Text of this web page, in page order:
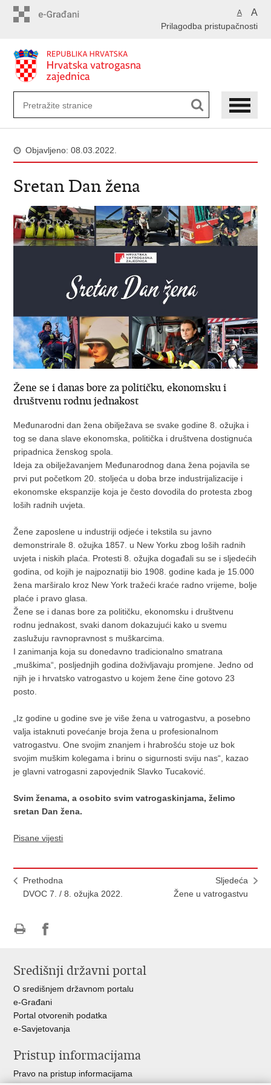
A A
Prilagodba pristupačnosti
Objavljeno: 08.03.2022.
Sretan Dan žena
Žene se i danas bore za političku, ekonomsku i
društvenu rodnu jednakost
Međunarodni dan žena obilježava se svake godine 8. ožujka i
tog se dana slave ekonomska, politička i društvena dostignuća
pripadnica ženskog spola.
Ideja za obilježavanjem Međunarodnog dana žena pojavila se
prvi put početkom 20. stoljeća u doba brze industrijalizacije i
ekonomske ekspanzije koja je često dovodila do protesta zbog
loših radnih uvjeta.
Žene zaposlene u industriji odjeće i tekstila su javno
demonstrirale 8. ožujka 1857. u New Yorku zbog loših radnih
uvjeta i niskih plaća. Protesti 8. ožujka događali su se i sljedećih
godina, od kojih je najpoznatiji bio 1908. godine kada je 15.000
žena marširalo kroz New York tražeći kraće radno vrijeme, bolje
plaće i pravo glasa.
Žene se i danas bore za političku, ekonomsku i društvenu
rodnu jednakost, svaki danom dokazujući kako u svemu
zaslužuju ravnopravnost s muškarcima.
I zanimanja koja su donedavno tradicionalno smatrana
„muškima“, posljednjih godina doživljavaju promjene. Jedno od
njih je i hrvatsko vatrogastvo u kojem žene čine gotovo 23
posto.
„Iz godine u godine sve je više žena u vatrogastvu, a posebno
valja istaknuti povećanje broja žena u profesionalnom
vatrogastvu. One svojim znanjem i hrabrošću stoje uz bok
svojim muškim kolegama i brinu o sigurnosti sviju nas“, kazao
je glavni vatrogasni zapovjednik Slavko Tucaković.
Svim ženama, a osobito svim vatrogaskinjama, želimo
sretan Dan žena.
Pisane vijesti
Prethodna
DVOC 7. / 8. ožujka 2022.
Sljedeća
Žene u vatrogastvu
Facebooku
Središnji državni portal
O središnjem državnom portalu
e-Građani
Portal otvorenih podatka
e-Savjetovanja
Pristup informacijama
Pravo na pristup informacijama